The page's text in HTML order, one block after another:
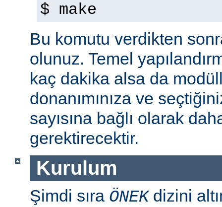
$ make
Bu komutu verdikten
olunuz. Temel
kaç dakika alsa da
donanımınıza ve
sayısına bağlı olarak
gerektirecektir.
Kurulum
Şimdi sıra ÖNEKdizini